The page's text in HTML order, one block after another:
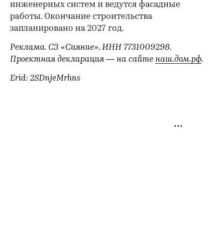
инженерных систем и ведутся фасадные
работы. Окончание строительства
запланировано на 2027 год.
Реклама. СЗ «Сияние». ИНН 7731009298.
Проектная декларация — на сайте наш.дом.рф.
Erid: 2SDnjeMrhns